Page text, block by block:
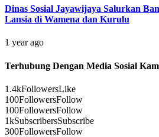
Dinas Sosial Jayawijaya Salurkan
Lansia di Wamena dan Kurulu
1 year ago
Terhubung Dengan Media Sosial
1.4kFollowersLike
100FollowersFollow
100FollowersFollow
1kSubscribersSubscribe
300FollowersFollow